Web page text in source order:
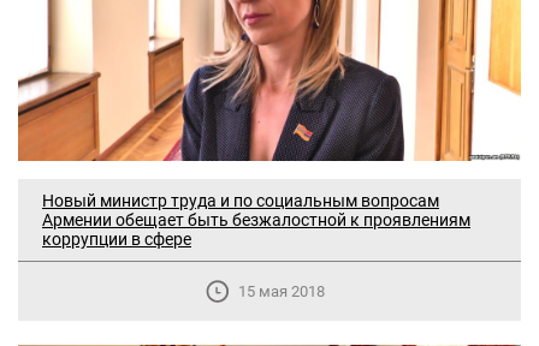
Новый министр труда и по социальным вопросам
Армении обещает быть безжалостной к проявлениям
коррупции в сфере
15 мая 2018